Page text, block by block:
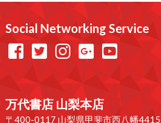
Social Networking Service
万代書店 山梨本店
〒400-0117 山梨県甲斐市西八幡4415